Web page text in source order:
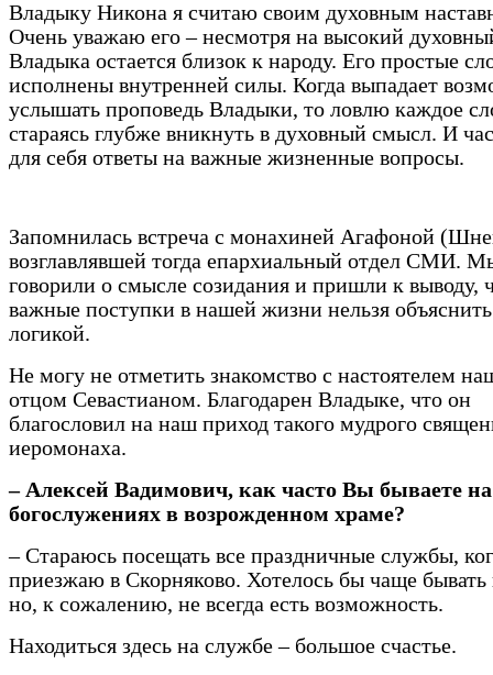
Владыку Никона я считаю своим духовным
Очень уважаю его – несмотря на высокий
Владыка остается близок к народу. Его простые
исполнены внутренней силы. Когда выпадает
услышать проповедь Владыки, то ловлю каждое
стараясь глубже вникнуть в духовный смысл. И
для себя ответы на важные жизненные вопросы.
Запомнилась встреча с монахиней Агафоной
возглавлявшей тогда епархиальный отдел СМИ.
говорили о смысле созидания и пришли к выводу,
важные поступки в нашей жизни нельзя
логикой.
Не могу не отметить знакомство с настоятелем
отцом Севастианом. Благодарен Владыке, что он
благословил на наш приход такого мудрого
иеромонаха.
– Алексей Вадимович, как часто Вы бываете на
богослужениях в возрожденном храме?
– Стараюсь посещать все праздничные службы,
приезжаю в Скорняково. Хотелось бы чаще бывать
но, к сожалению, не всегда есть возможность.
Находиться здесь на службе – большое счастье.